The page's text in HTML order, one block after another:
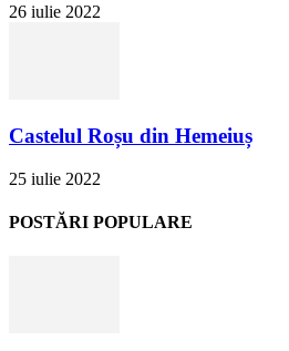
26 iulie 2022
Castelul Roșu din Hemeiuș
25 iulie 2022
POSTĂRI POPULARE